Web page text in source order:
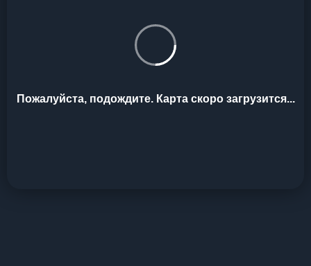
Пожалуйста, подождите. Карта скоро загрузится...